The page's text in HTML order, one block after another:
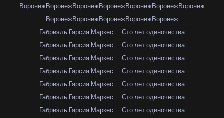
ВоронежВоронежВоронежВоронежВоронежВоронежВоронеж
ВоронежВоронежВоронежВоронежВоронеж
Габриэль Гарсиа Маркес — Сто лет одиночества
Габриэль Гарсиа Маркес — Сто лет одиночества
Габриэль Гарсиа Маркес — Сто лет одиночества
Габриэль Гарсиа Маркес — Сто лет одиночества
Габриэль Гарсиа Маркес — Сто лет одиночества
Габриэль Гарсиа Маркес — Сто лет одиночества
Габриэль Гарсиа Маркес — Сто лет одиночества